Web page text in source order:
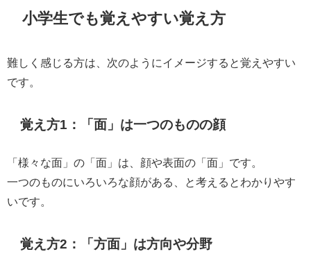
小学生でも覚えやすい覚え方
難しく感じる方は、次のようにイメージすると覚えやすい
です。
覚え方1：「面」は一つのものの顔
「様々な面」の「面」は、顔や表面の「面」です。
一つのものにいろいろな顔がある、と考えるとわかりやす
いです。
覚え方2：「方面」は方向や分野